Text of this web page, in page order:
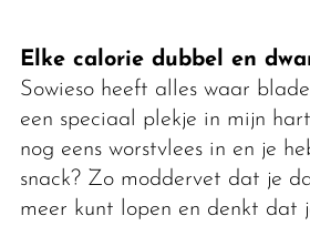
Elke calorie dubbel en
Sowieso heeft alles waar
een speciaal plekje in mijn
nog eens worstvlees in en je
snack? Zo moddervet dat je
meer kunt lopen en denkt dat